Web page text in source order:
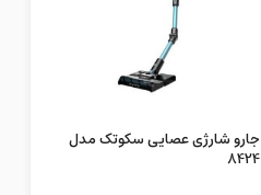
جارو شارژی عصایی سکوتک مدل
8424